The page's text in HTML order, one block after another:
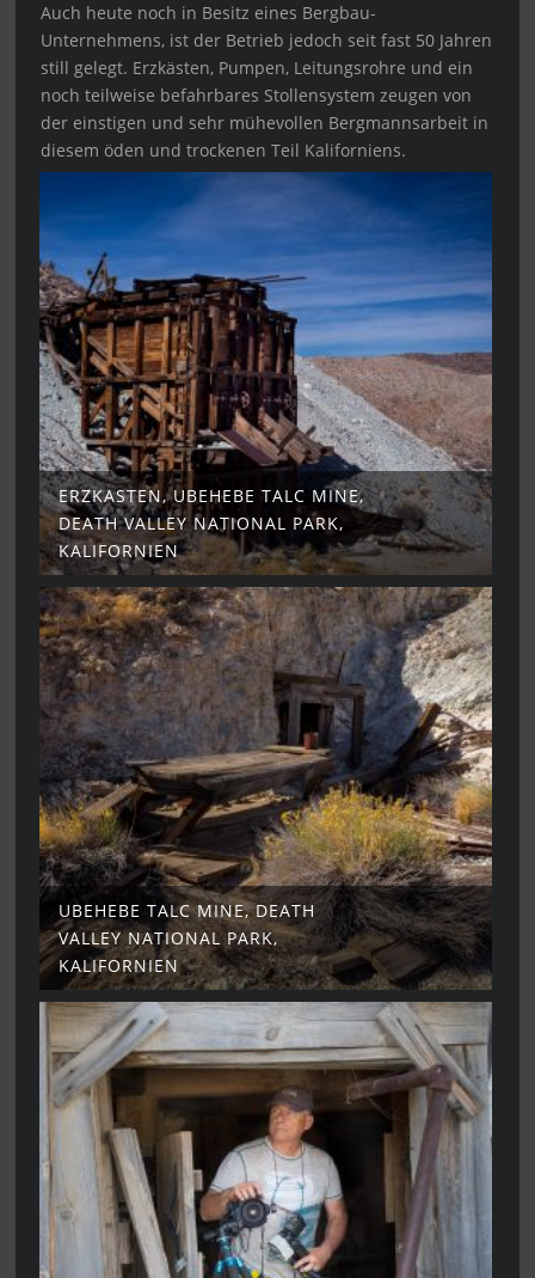
Auch heute noch in Besitz eines Bergbau-
Unternehmens, ist der Betrieb jedoch seit fast 50 Jahren
still gelegt. Erzkästen, Pumpen, Leitungsrohre und ein
noch teilweise befahrbares Stollensystem zeugen von
der einstigen und sehr mühevollen Bergmannsarbeit in
diesem öden und trockenen Teil Kaliforniens.
ERZKASTEN, UBEHEBE TALC MINE,
DEATH VALLEY NATIONAL PARK,
KALIFORNIEN
UBEHEBE TALC MINE, DEATH
VALLEY NATIONAL PARK,
KALIFORNIEN